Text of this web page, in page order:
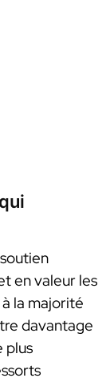
en valeur les
la majorité
davantage
plus